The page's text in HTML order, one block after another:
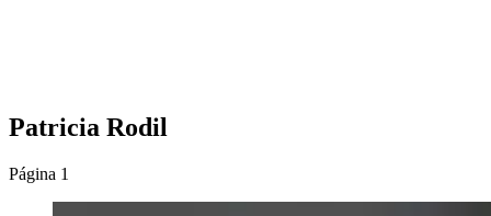
Patricia Rodil
Página 1